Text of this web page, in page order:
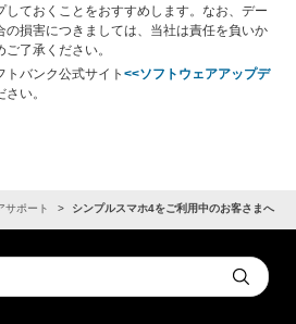
しておくことをおすすめします。なお、デー
の損害につきましては、当社は責任を負いか
了承ください。
トバンク公式サイト <<ソフトウェアアップデ
い。
サポート シンプルスマホ4をご利用中のお客さまへ
Submit